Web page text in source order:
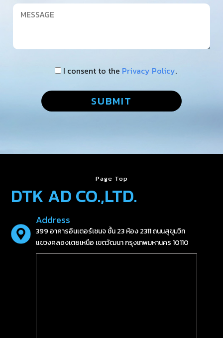
I consent to the Privacy Policy.
Page Top
DTK AD CO.,LTD.
Address
399 อาคารอินเตอร์เชนจ ชั้น 23 ห้อง 2311 ถนนสุขุมวิท
แขวงคลองเตยเหนือ เขตวัฒนา กรุงเทพมหานคร 10110